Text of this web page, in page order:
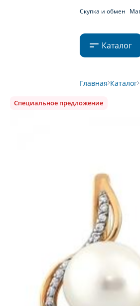
Скупка и обмен
Каталог
Главная Каталог
Специальное предложение